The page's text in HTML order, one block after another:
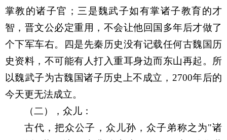
掌教的诸子官；三是魏武子如有掌诸子教育的才
智，晋文公必定重用，不会让他回国多年后才做了
个下军车右。四是先秦历史没有记载任何古魏国历
史资料，不可能有人打入重耳身边而东山再起。所
以魏武子为古魏国诸子历史上不成立， 2700年后的
今天更无法成立。
（二），众儿：
古代，把众公子，众儿孙，众子弟称之为"诸